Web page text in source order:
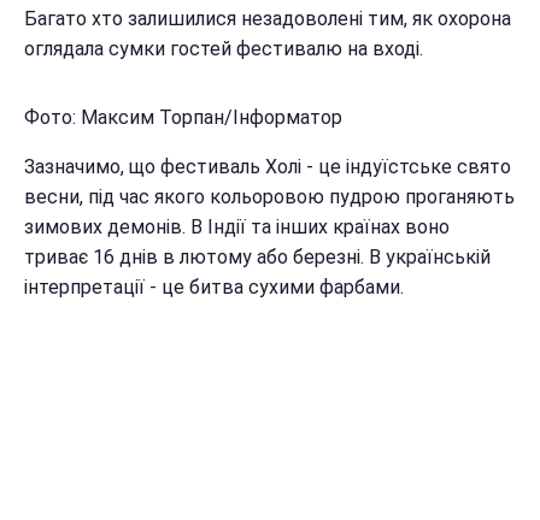
Багато хто залишилися незадоволені тим, як охорона
оглядала сумки гостей фестивалю на вході.
Фото: Максим Торпан/Інформатор
Зазначимо, що фестиваль Холі - це індуїстське свято
весни, під час якого кольоровою пудрою проганяють
зимових демонів. В Індії та інших країнах воно
триває 16 днів в лютому або березні. В українській
інтерпретації - це битва сухими фарбами.